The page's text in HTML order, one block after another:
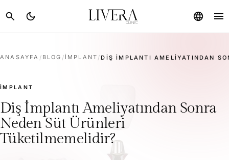
search dark_mode language menu
ANASAYFA / BLOG / İMPLANT /DIŞ İMPLANTI AMELIYATINDAN
İMPLANT
Diş İmplantı Ameliyatından Sonra
Neden Süt Ürünleri
Tüketilmemelidir?